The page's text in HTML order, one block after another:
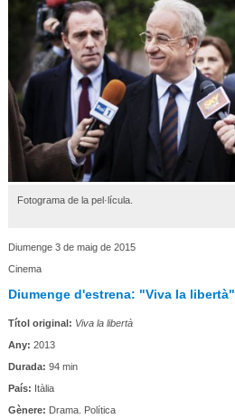
Fotograma de la pel·lícula.
Diumenge 3 de maig de 2015
Cinema
Diumenge d'estrena: "Viva la libertà"
Títol original: Viva la libertà
Any: 2013
Durada: 94 min
País: Itàlia
Gènere: Drama. Política